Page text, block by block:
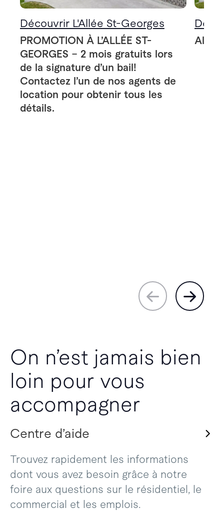
Découvrir L'Allée St-Georges
PROMOTION À L’ALLÉE ST-
GEORGES – 2 mois gratuits lors
de la signature d’un bail!
Contactez l’un de nos agents de
location pour obtenir tous les
détails.
Allée
On n’est jamais bien
loin pour vous
accompagner
Centre d’aide
Trouvez rapidement les informations
dont vous avez besoin grâce à notre
foire aux questions sur le résidentiel, le
commercial et les emplois.